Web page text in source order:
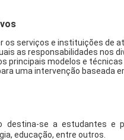
os serviços e instituições de
as responsabilidades nos
principais modelos e
uma intervenção baseada
destina-se a estudantes e
educação, entre outros.